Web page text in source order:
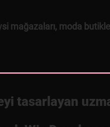
mağazaları, moda
tasarlayan